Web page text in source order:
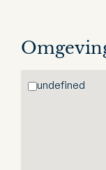
undefined